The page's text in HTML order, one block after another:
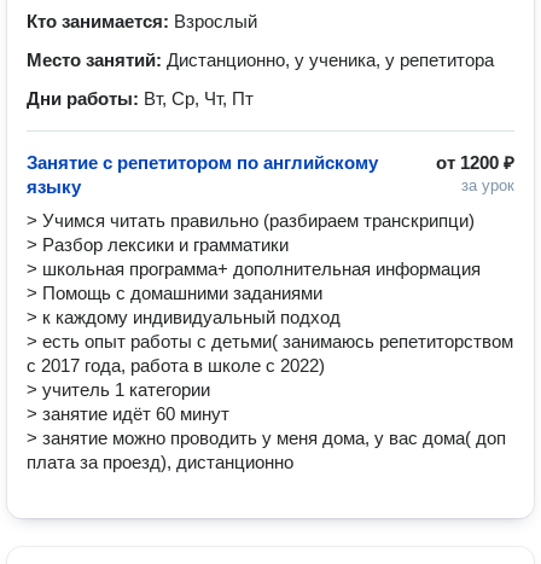
Кто занимается: Взрослый
Место занятий: Дистанционно, у ученика, у репетитора
Дни работы: Вт, Ср, Чт, Пт
от 1200 ₽
за урок
Занятие с репетитором по английскому
языку
> Учимся читать правильно (разбираем транскрипци)
> Разбор лексики и грамматики
> школьная программа+ дополнительная информация
> Помощь с домашними заданиями
> к каждому индивидуальный подход
> есть опыт работы с детьми( занимаюсь репетиторством
с 2017 года, работа в школе с 2022)
> учитель 1 категории
> занятие идёт 60 минут
> занятие можно проводить у меня дома, у вас дома( доп